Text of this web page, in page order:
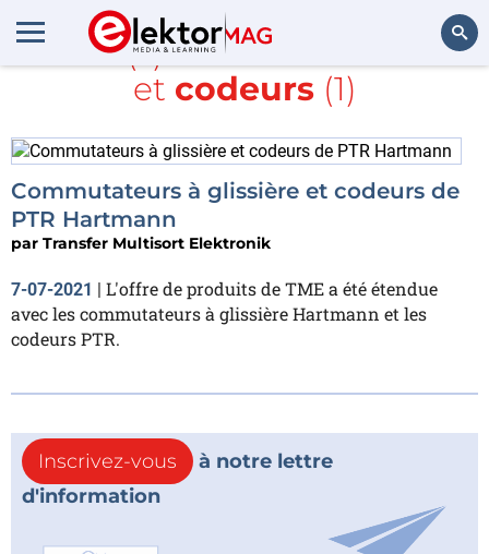
Article(s) avec la balise
TME
et codeurs(1)
Commutateurs à glissière et codeurs de
PTR Hartmann
par Transfer Multisort Elektronik
7-07-2021 | L'offre de produits de TME a été étendue
avec les commutateurs à glissière Hartmann et les
codeurs PTR.
Inscrivez-vous
à notre lettre
d'information